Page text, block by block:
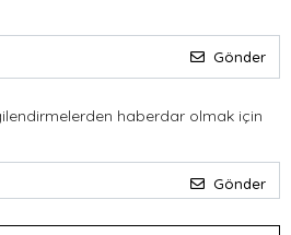
Gönder
haberdar olmak için
Gönder